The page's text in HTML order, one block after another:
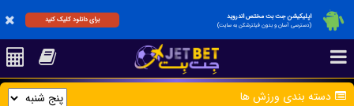
اپلیکیشن جت بت مختص اندروید
(دسترسی آسان و بدون فیلترشکن به سایت)
برای دانلود کلیک کنید
دسته بندی ورزش ها